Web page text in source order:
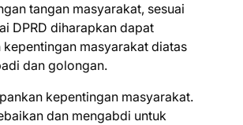
tangan masyarakat, sesuai
DPRD diharapkan dapat
masyarakat diatas
dan golongan.
kepentingan masyarakat.
dan mengabdi untuk